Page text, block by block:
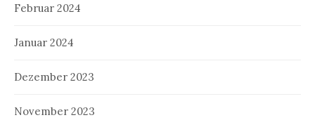
Februar 2024
Januar 2024
Dezember 2023
November 2023